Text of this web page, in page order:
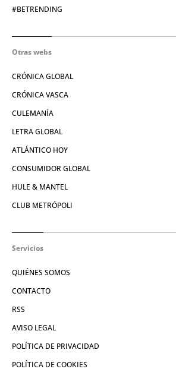
#BETRENDING
Otras webs
CRÓNICA GLOBAL
CRÓNICA VASCA
CULEMANÍA
LETRA GLOBAL
ATLÁNTICO HOY
CONSUMIDOR GLOBAL
HULE & MANTEL
CLUB METRÓPOLI
Servicios
QUIÉNES SOMOS
CONTACTO
RSS
AVISO LEGAL
POLÍTICA DE PRIVACIDAD
POLÍTICA DE COOKIES